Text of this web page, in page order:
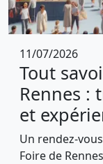
11/07/2026
Tout
Rennes :
et
Un rendez-
Foire de